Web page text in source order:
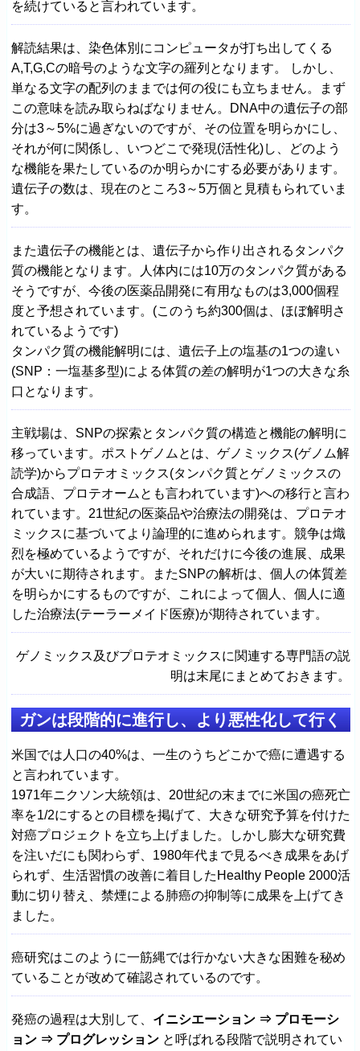
を続けていると言われています。
解読結果は、染色体別にコンピュータが打ち出してくる
A,T,G,Cの暗号のような文字の羅列となります。 しかし、
単なる文字の配列のままでは何の役にも立ちません。まず
この意味を読み取らねばなりません。DNA中の遺伝子の部
分は3～5%に過ぎないのですが、その位置を明らかにし、
それが何に関係し、いつどこで発現(活性化)し、どのよう
な機能を果たしているのか明らかにする必要があります。
遺伝子の数は、現在のところ3～5万個と見積もられていま
す。
また遺伝子の機能とは、遺伝子から作り出されるタンパク
質の機能となります。人体内には10万のタンパク質がある
そうですが、今後の医薬品開発に有用なものは3,000個程
度と予想されています。(このうち約300個は、ほぼ解明さ
れているようです)
タンパク質の機能解明には、遺伝子上の塩基の1つの違い
(SNP：一塩基多型)による体質の差の解明が1つの大きな糸
口となります。
主戦場は、SNPの探索とタンパク質の構造と機能の解明に
移っています。ポストゲノムとは、ゲノミックス(ゲノム解
読学)からプロテオミックス(タンパク質とゲノミックスの
合成語、プロテオームとも言われています)への移行と言わ
れています。21世紀の医薬品や治療法の開発は、プロテオ
ミックスに基づいてより論理的に進められます。競争は熾
烈を極めているようですが、それだけに今後の進展、成果
が大いに期待されます。またSNPの解析は、個人の体質差
を明らかにするものですが、これによって個人、個人に適
した治療法(テーラーメイド医療)が期待されています。
ゲノミックス及びプロテオミックスに関連する専門語の説
明は末尾にまとめておきます。
ガンは段階的に進行し、より悪性化して行く
米国では人口の40%は、一生のうちどこかで癌に遭遇する
と言われています。
1971年ニクソン大統領は、20世紀の末までに米国の癌死亡
率を1/2にするとの目標を掲げて、大きな研究予算を付けた
対癌プロジェクトを立ち上げました。しかし膨大な研究費
を注いだにも関わらず、1980年代まで見るべき成果をあげ
られず、生活習慣の改善に着目したHealthy People 2000活
動に切り替え、禁煙による肺癌の抑制等に成果を上げてき
ました。
癌研究はこのように一筋縄では行かない大きな困難を秘め
ていることが改めて確認されているのです。
発癌の過程は大別して、 イニシエーション ⇒ プロモーシ
ョン ⇒ プログレッション と呼ばれる段階で説明されてい